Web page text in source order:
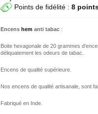
Points de fidélité :8
Encenshem anti tabac :
Boite hexagonale de 20 grammes
déliquatement les odeurs de tabac.
Encens de qualité supérieure.
Nos encens de qualité artisanale, sont
Fabriqué en Inde.